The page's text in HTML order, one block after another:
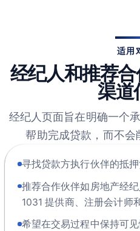
适用
经纪人和推荐
渠道
经纪人页面旨在明确一个
帮助完成贷款，而不会
寻找贷款方执行伙伴的抵
推荐合作伙伴如房地产经纪
1031 提供商、注册会计师
希望在交易过程中保持可